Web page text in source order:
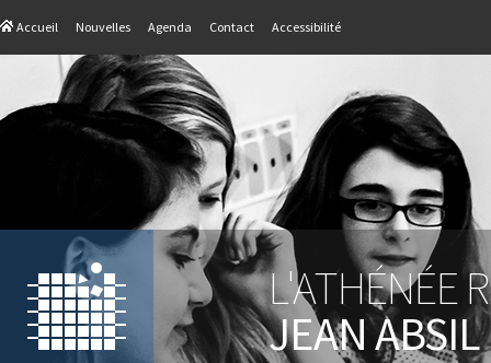
Accueil Nouvelles Agenda Contact Accessibilité
L'ATHÉNÉE
JEAN ABSIL